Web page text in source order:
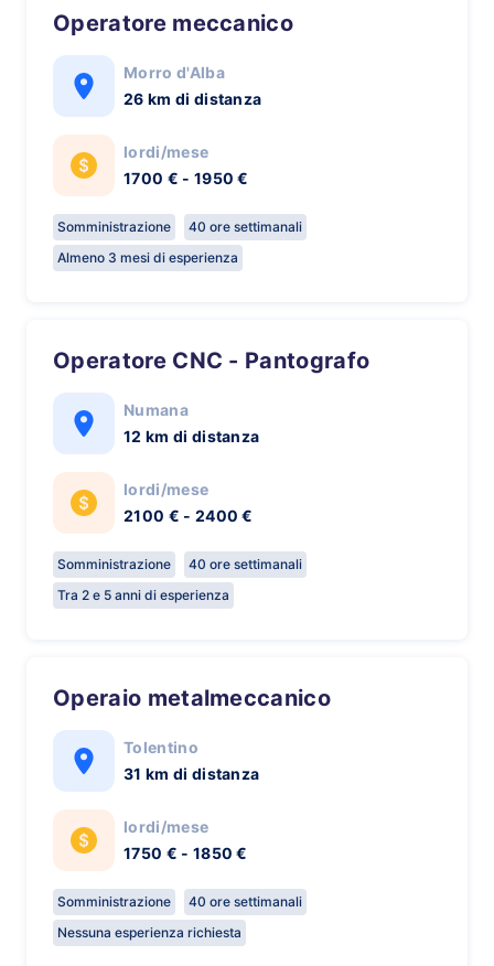
Operatore meccanico
Morro d'Alba
26 km di distanza
lordi/mese
1700 € - 1950 €
Somministrazione
40 ore settimanali
Almeno 3 mesi di esperienza
Operatore CNC - Pantografo
Numana
12 km di distanza
lordi/mese
2100 € - 2400 €
Somministrazione
40 ore settimanali
Tra 2 e 5 anni di esperienza
Operaio metalmeccanico
Tolentino
31 km di distanza
lordi/mese
1750 € - 1850 €
Somministrazione
40 ore settimanali
Nessuna esperienza richiesta